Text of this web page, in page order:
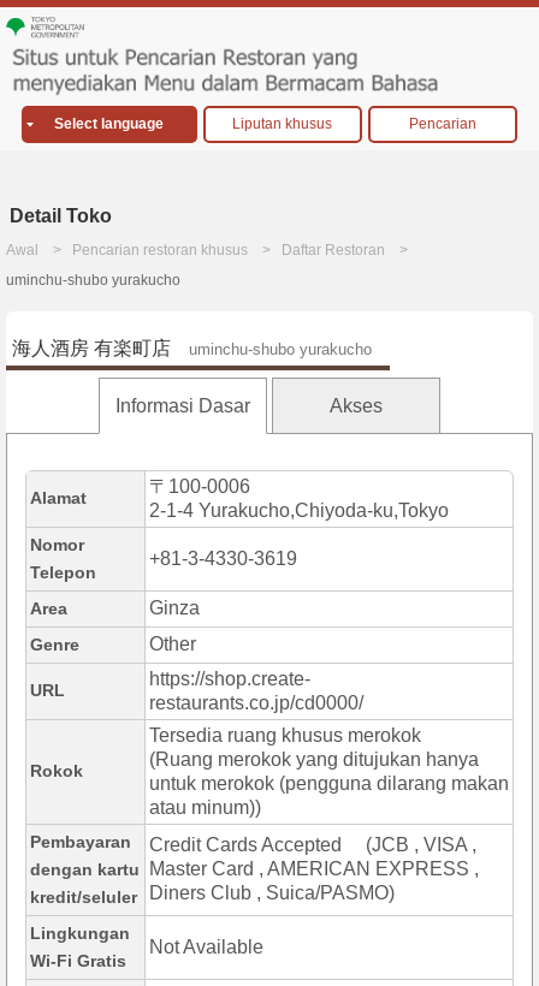
Select language Liputan khusus Pencarian
Detail Toko
Awal Pencarian restoran khusus
Daftar Restoran
uminchu-shubo yurakucho
海人酒房 有楽町店 uminchu-shubo yurakucho
Informasi Dasar Akses
Alamat
〒100-0006
2-1-4 Yurakucho,Chiyoda-ku,Tokyo
Nomor
Telepon
+81-3-4330-3619
Area Ginza
Genre Other
URL
https://shop.create-
restaurants.co.jp/cd0000/
Rokok
Tersedia ruang khusus merokok
(Ruang merokok yang ditujukan hanya
untuk merokok (pengguna dilarang makan
atau minum))
Pembayaran
dengan kartu
kredit/seluler
Credit Cards Accepted (JCB , VISA ,
Master Card , AMERICAN EXPRESS ,
Diners Club , Suica/PASMO)
Lingkungan
Wi-Fi Gratis
Not Available